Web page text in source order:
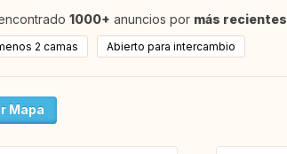
1000+ anuncios por más recientes
2 camas Abierto para intercambio
Mapa